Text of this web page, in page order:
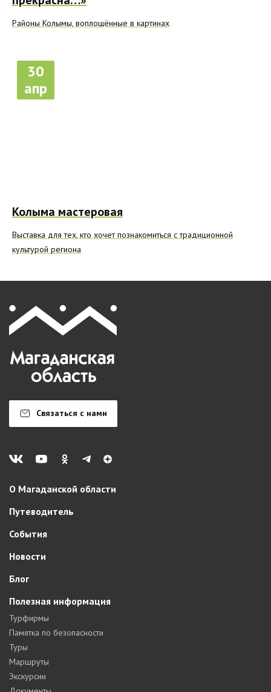
Районы Колымы, воплощённые в картинах
30
апр
Колыма мастеровая
Выставка для тех, кто хочет познакомиться с традиционной
культурой региона
Связаться с нами
О Магаданской области
Путеводитель
События
Новости
Блог
Полезная информация
Турфирмы
Памятка по безопасности
Туры
Маршруты
Экскурсии